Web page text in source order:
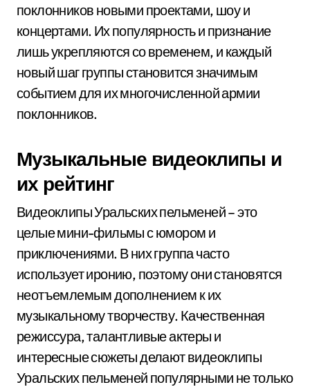
поклонников новыми проектами, шоу и
концертами. Их популярность и признание
лишь укрепляются со временем, и каждый
новый шаг группы становится значимым
событием для их многочисленной армии
поклонников.
Музыкальные видеоклипы и
их рейтинг
Видеоклипы Уральских пельменей – это
целые мини-фильмы с юмором и
приключениями. В них группа часто
использует иронию, поэтому они становятся
неотъемлемым дополнением к их
музыкальному творчеству. Качественная
режиссура, талантливые актеры и
интересные сюжеты делают видеоклипы
Уральских пельменей популярными не только